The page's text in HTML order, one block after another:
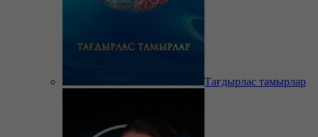
Тағдырлас тамырлар